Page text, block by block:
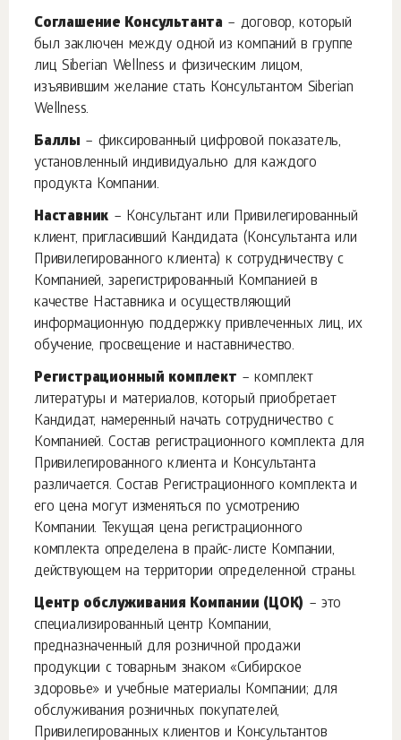
Соглашение Консультанта – договор, который
был заключен между одной из компаний в группе
лиц Siberian Wellness и физическим лицом,
изъявившим желание стать Консультантом Siberian
Wellness.
Баллы – фиксированный цифровой показатель,
установленный индивидуально для каждого
продукта Компании.
Наставник – Консультант или Привилегированный
клиент, пригласивший Кандидата (Консультанта или
Привилегированного клиента) к сотрудничеству с
Компанией, зарегистрированный Компанией в
качестве Наставника и осуществляющий
информационную поддержку привлеченных лиц, их
обучение, просвещение и наставничество.
Регистрационный комплект – комплект
литературы и материалов, который приобретает
Кандидат, намеренный начать сотрудничество с
Компанией. Состав регистрационного комплекта для
Привилегированного клиента и Консультанта
различается. Состав Регистрационного комплекта и
его цена могут изменяться по усмотрению
Компании. Текущая цена регистрационного
комплекта определена в прайс-листе Компании,
действующем на территории определенной страны.
Центр обслуживания Компании (ЦОК) – это
специализированный центр Компании,
предназначенный для розничной продажи
продукции с товарным знаком «Сибирское
здоровье» и учебные материалы Компании; для
обслуживания розничных покупателей,
Привилегированных клиентов и Консультантов